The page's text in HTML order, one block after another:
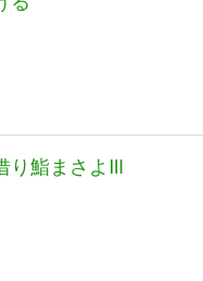
り鮨まさよⅢ